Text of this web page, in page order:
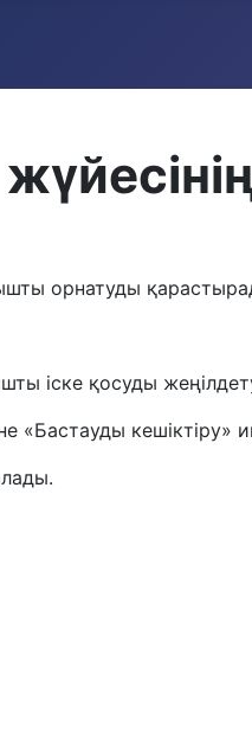
орнатуды
іске қосуды
«Бастауды кешіктіру»